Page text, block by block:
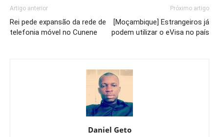
Artigo anterior
Rei pede expansão da rede de
telefonia móvel no Cunene
Próximo artigo
[Moçambique] Estrangeiros já
podem utilizar o eVisa no país
Daniel Geto